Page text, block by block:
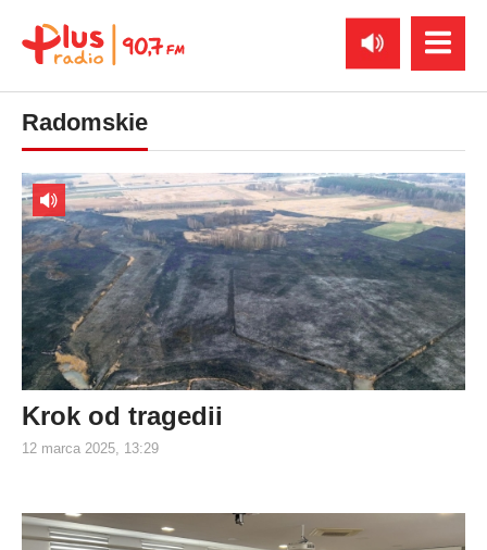
Radomskie
Krok od tragedii
12 marca 2025, 13:29